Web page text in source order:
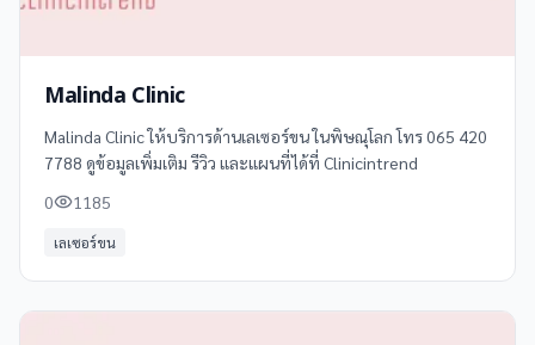
Malinda Clinic
Malinda Clinic ให้บริการด้านเลเซอร์ขน ในพิษณุโลก โทร 065 420
7788 ดูข้อมูลเพิ่มเติม รีวิว และแผนที่ได้ที่ Clinicintrend
0
1185
เลเซอร์ขน